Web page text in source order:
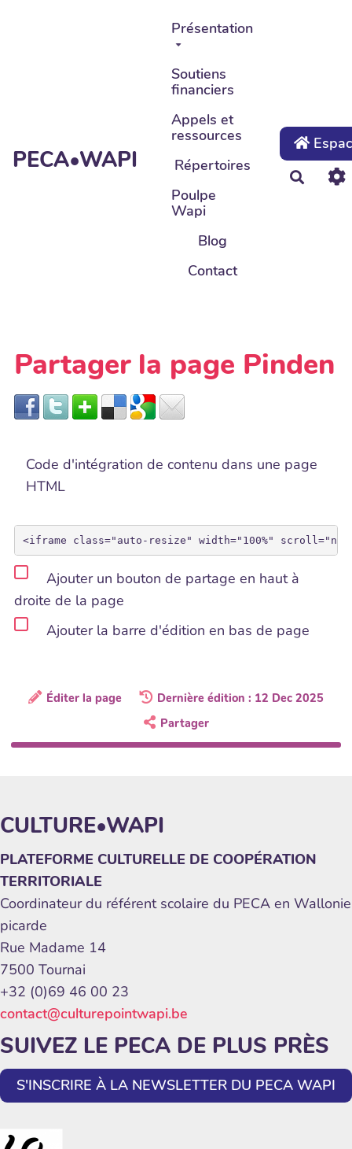
Aller au contenu principal
PECA•WAPI
Présentation
Soutiens
financiers
Appels et
ressources
Répertoires
Poulpe
Wapi
Blog
Contact
Partager la page Pinden
Code d'intégration de contenu dans une page
HTML
Ajouter un bouton de partage en haut à
droite de la page
Ajouter la barre d'édition en bas de page
Éditer la page
Dernière édition : 12 Dec 2025
Partager
CULTURE•WAPI
PLATEFORME CULTURELLE DE COOPÉRATION
TERRITORIALE
Coordinateur du référent scolaire du PECA en Wallonie
picarde
Rue Madame 14
7500 Tournai
+32 (0)69 46 00 23
contact@culturepointwapi.be
SUIVEZ LE PECA DE PLUS PRÈS
S'INSCRIRE À LA NEWSLETTER DU PECA WAPI